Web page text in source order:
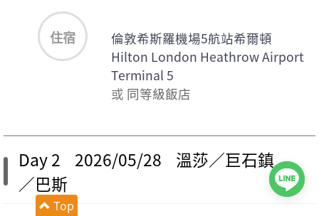
住宿
倫敦希斯羅機場5航站希爾頓
Hilton London Heathrow Airport
Terminal 5
或 同等級飯店
Day 2 2026/05/28 溫莎／巨石鎮
／巴斯
Top